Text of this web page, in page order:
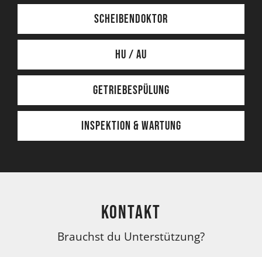
Scheibendoktor
HU / AU
Getriebespülung
Inspektion & Wartung
Kontakt
Brauchst du Unterstützung?